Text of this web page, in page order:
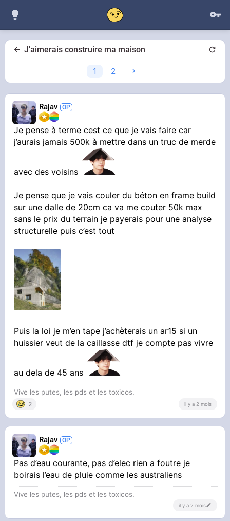
J'aimerais construire ma maison
1 2
Rajav
Je pense à terme cest ce que je vais faire car
j’aurais jamais 500k à mettre dans un truc de merde
avec des voisins
Je pense que je vais couler du béton en frame build
sur une dalle de 20cm ca va me couter 50k max
sans le prix du terrain je payerais pour une analyse
structurelle puis c’est tout
Puis la loi je m’en tape j’achèterais un ar15 si un
huissier veut de la caillasse dtf je compte pas vivre
au dela de 45 ans
Vive les putes, les pds et les toxicos.
2 il y a 2 mois
Rajav
Pas d’eau courante, pas d’elec rien a foutre je
boirais l’eau de pluie comme les australiens
Vive les putes, les pds et les toxicos.
il y a 2 mois